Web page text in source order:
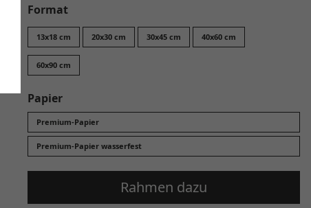
Format
13x18 cm 20x30 cm 30x45 cm 40x60 cm
60x90 cm
Papier
Premium-Papier
Premium-Papier wasserfest
Rahmen dazu